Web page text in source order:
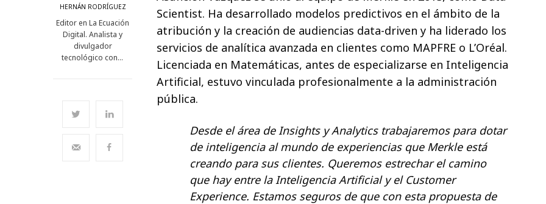
HERNÁN RODRÍGUEZ
Editor en La Ecuación
Digital. Analista y
divulgador
tecnológico con…
Scientist. Ha desarrollado modelos predictivos en el ámbito de la
atribución y la creación de audiencias data-driven y ha liderado los
servicios de analítica avanzada en clientes como MAPFRE o L’Oréal.
Licenciada en Matemáticas, antes de especializarse en Inteligencia
Artificial, estuvo vinculada profesionalmente a la administración
pública.
Desde el área de Insights y Analytics trabajaremos para dotar
de inteligencia al mundo de experiencias que Merkle está
creando para sus clientes. Queremos estrechar el camino
que hay entre la Inteligencia Artificial y el Customer
Experience. Estamos seguros de que con esta propuesta de